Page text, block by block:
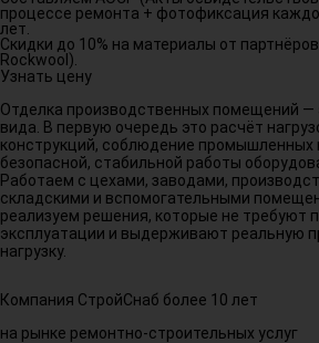
процессе ремонта + фотофиксация
лет.
Скидки до 10% на материалы от
Rockwool).
Узнать цену
Отделка производственных помещений —
вида. В первую очередь это расчёт
конструкций, соблюдение промышленных
безопасной, стабильной работы
Работаем с цехами, заводами,
складскими и вспомогательными
реализуем решения, которые не требуют
эксплуатации и выдерживают реальную
нагрузку.
Компания СтройСнаб более 10 лет
на рынке ремонтно-строительных услуг